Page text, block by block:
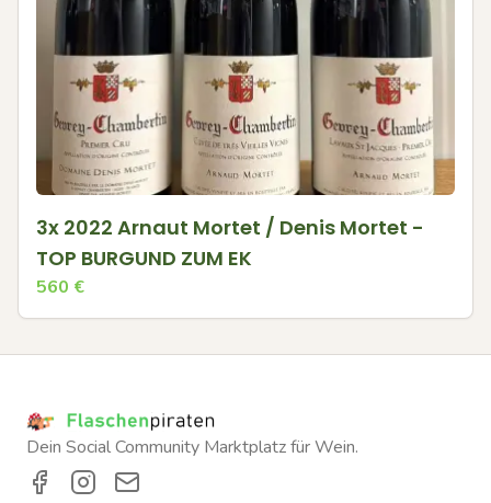
3x 2022 Arnaut Mortet / Denis Mortet -
TOP BURGUND ZUM EK
560 €
Dein Social Community Marktplatz für Wein.